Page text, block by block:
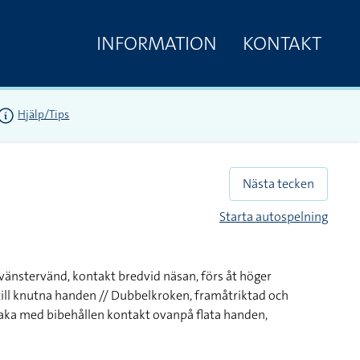
INFORMATION KONTAKT
Hjälp/Tips
Nästa tecken
Starta autospelning
kontakt bredvid näsan, förs åt höger
knutna handen // Dubbelkroken, framåtriktad och
med bibehållen kontakt ovanpå flata handen,